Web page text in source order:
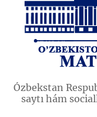
Ózbekstan
saytı hám